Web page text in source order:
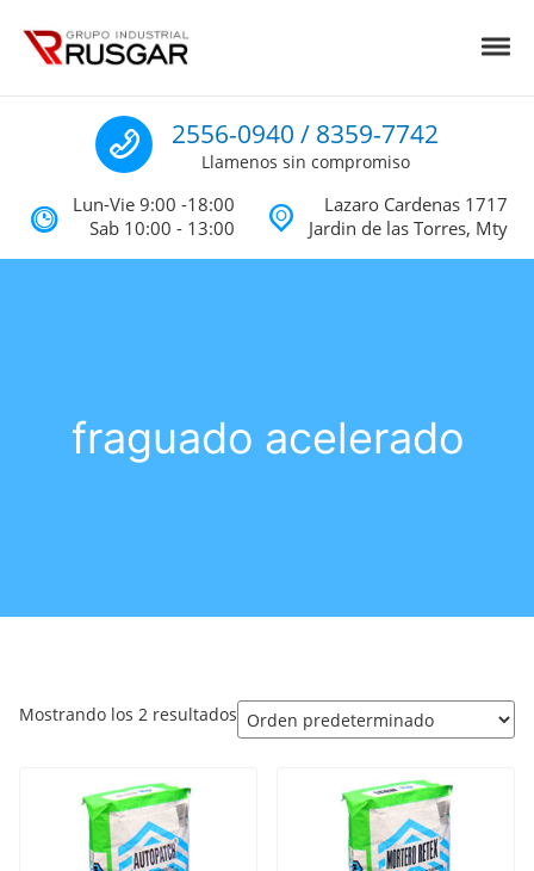
Impermeabilizantes y Aislantes
Llamenos
2556-0940 / 8359-7742
Llamenos sin compromiso
Lun-Vie 9:00 -18:00
Sab 10:00 - 13:00
Lazaro Cardenas 1717
Jardin de las Torres, Mty
fraguado acelerado
Mostrando los 2 resultados